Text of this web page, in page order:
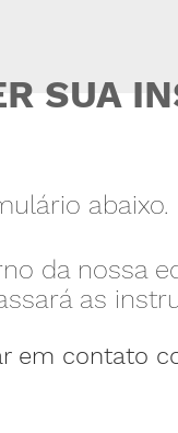
SUA
abaixo.
da nossa
as
em contato